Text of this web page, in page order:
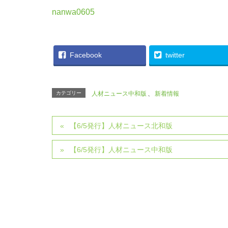
nanwa0605
Facebook twitter
カテゴリー 人材ニュース中和版 、 新着情報
【6/5発行】人材ニュース北和版
【6/5発行】人材ニュース中和版